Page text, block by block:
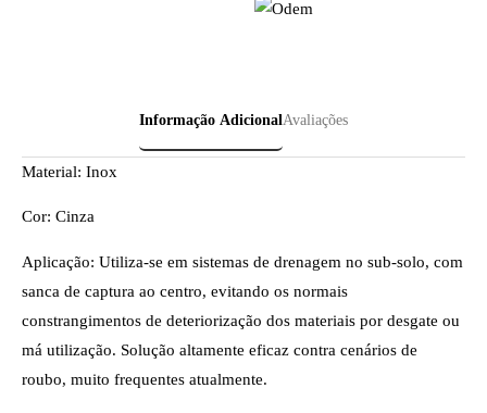
Informação Adicional Avaliações
Material: Inox
Cor: Cinza
Aplicação: Utiliza-se em sistemas de drenagem no sub-solo, com
sanca de captura ao centro, evitando os normais
constrangimentos de deteriorização dos materiais por desgate ou
má utilização. Solução altamente eficaz contra cenários de
roubo, muito frequentes atualmente.